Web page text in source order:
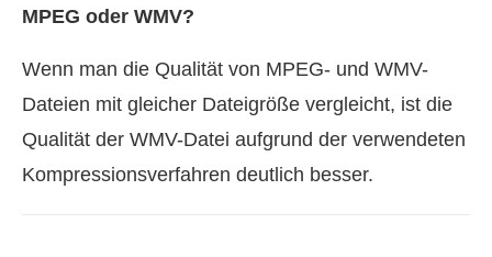
MPEG oder WMV?
Wenn man die Qualität von MPEG- und WMV-
Dateien mit gleicher Dateigröße vergleicht, ist die
Qualität der WMV-Datei aufgrund der verwendeten
Kompressionsverfahren deutlich besser.